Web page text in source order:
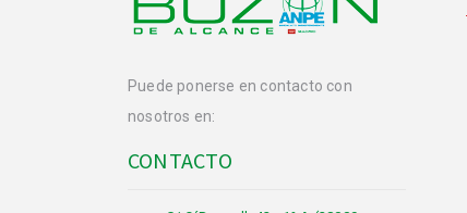
Puede ponerse en contacto con
nosotros en:
CONTACTO